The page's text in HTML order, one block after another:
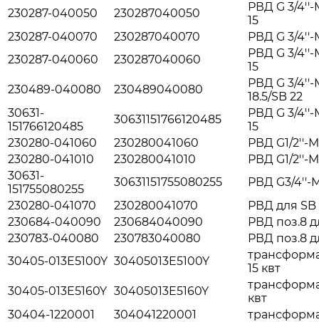
230287-040050
230287040050
РВД G 3/4''-
15
230287-040070
230287040070
РВД G 3/4''-
230287-040060
230287040060
РВД G 3/4''-
15
230489-040080
230489040080
РВД G 3/4''-
18.5/SB 22
30631-
151766120485
30631151766120485
РВД G 3/4''-
15
230280-041060
230280041060
РВД G1/2''-
230280-041010
230280041010
РВД G1/2''-
30631-
151755080255
30631151755080255
РВД G3/4''-
230280-041070
230280041070
РВД для SB
230684-040090
230684040090
РВД поз.8
230783-040080
230783040080
РВД поз.8
30405-013E5100Y 30405013E5100Y
15 квт
30405-013E5160Y 30405013E5160Y
квт
30404-1220001
304041220001